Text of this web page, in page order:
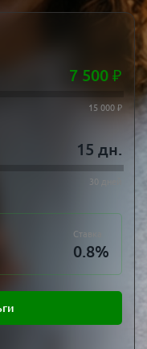
7 500 ₽
15 000 ₽
15 дн.
30 дней
Ставка
0.8%